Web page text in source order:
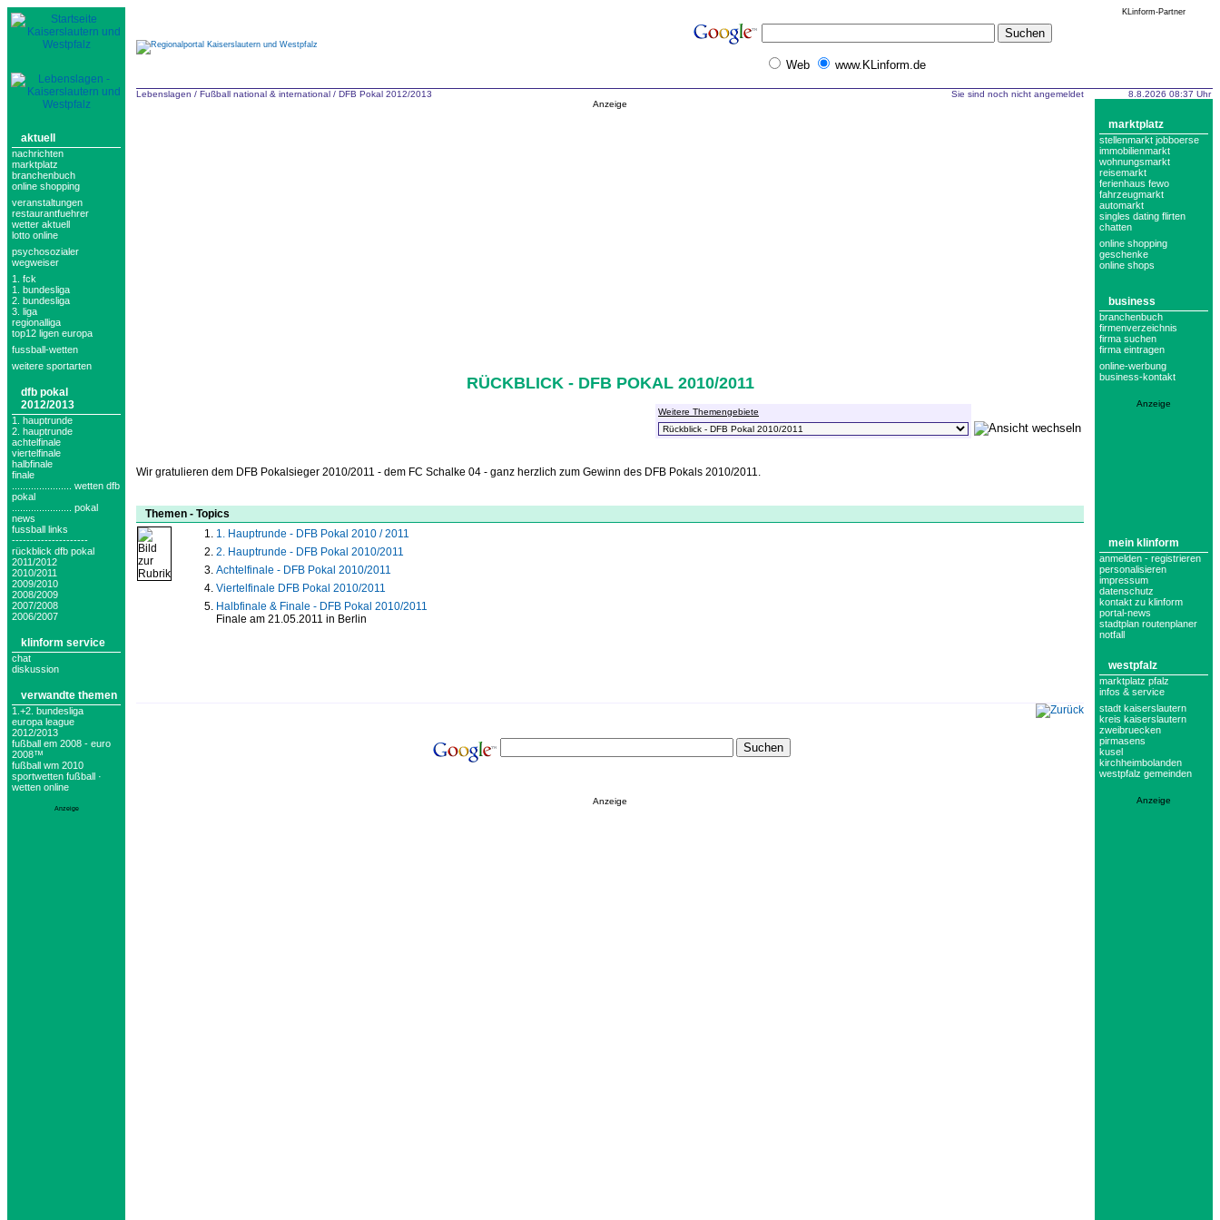
aktuell
nachrichten
marktplatz
branchenbuch
online shopping
veranstaltungen
restaurantfuehrer
wetter aktuell
lotto online
psychosozialer
wegweiser
1. fck
1. bundesliga
2. bundesliga
3. liga
regionalliga
top12 ligen europa
fussball-wetten
weitere sportarten
dfb pokal
2012/2013
1. hauptrunde
2. hauptrunde
achtelfinale
viertelfinale
halbfinale
finale
...................... wetten dfb
pokal
...................... pokal
news
fussball links
---------------------
rückblick dfb pokal
2011/2012
2010/2011
2009/2010
2008/2009
2007/2008
2006/2007
klinform service
chat
diskussion
verwandte themen
1.+2. bundesliga
europa league
2012/2013
fußball em 2008 - euro
2008™
fußball wm 2010
sportwetten fußball ·
wetten online
Anzeige
KLinform-Partner
Web www.KLinform.de
Lebenslagen / Fußball national & international / DFB Pokal 2012/2013
Sie sind noch nicht angemeldet
Anzeige
RÜCKBLICK - DFB POKAL 2010/2011
Weitere Themengebiete
Wir gratulieren dem DFB Pokalsieger 2010/2011 - dem FC Schalke 04 - ganz herzlich zum Gewinn des DFB Pokals 2010/2011.
Themen - Topics
1. Hauptrunde - DFB Pokal 2010 / 2011
2. Hauptrunde - DFB Pokal 2010/2011
Achtelfinale - DFB Pokal 2010/2011
Viertelfinale DFB Pokal 2010/2011
Halbfinale & Finale - DFB Pokal 2010/2011
Finale am 21.05.2011 in Berlin
Anzeige
8.8.2026 08:37 Uhr
marktplatz
stellenmarkt jobboerse
immobilienmarkt
wohnungsmarkt
reisemarkt
ferienhaus fewo
fahrzeugmarkt
automarkt
singles dating flirten
chatten
online shopping
geschenke
online shops
business
branchenbuch
firmenverzeichnis
firma suchen
firma eintragen
online-werbung
business-kontakt
Anzeige
mein klinform
anmelden - registrieren
personalisieren
impressum
datenschutz
kontakt zu klinform
portal-news
stadtplan routenplaner
notfall
westpfalz
marktplatz pfalz
infos & service
stadt kaiserslautern
kreis kaiserslautern
zweibruecken
pirmasens
kusel
kirchheimbolanden
westpfalz gemeinden
Anzeige